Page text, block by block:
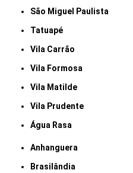
São Miguel Paulista
Tatuapé
Vila Carrão
Vila Formosa
Vila Matilde
Vila Prudente
Água Rasa
Anhanguera
Brasilândia